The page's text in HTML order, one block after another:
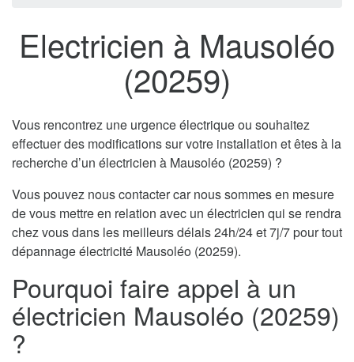
Electricien à Mausoléo
(20259)
Vous rencontrez une urgence électrique ou souhaitez
effectuer des modifications sur votre installation et êtes à la
recherche d’un électricien à Mausoléo (20259) ?
Vous pouvez nous contacter car nous sommes en mesure
de vous mettre en relation avec un électricien qui se rendra
chez vous dans les meilleurs délais 24h/24 et 7j/7 pour tout
dépannage électricité Mausoléo (20259).
Pourquoi faire appel à un
électricien Mausoléo (20259)
?